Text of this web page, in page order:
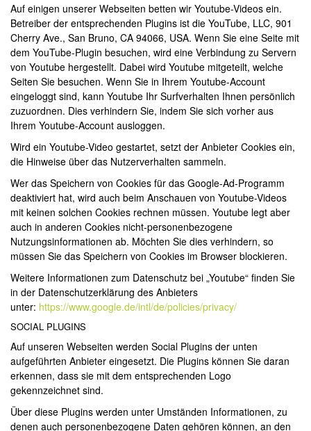
Auf einigen unserer Webseiten betten wir Youtube-Videos ein.
Betreiber der entsprechenden Plugins ist die YouTube, LLC, 901
Cherry Ave., San Bruno, CA 94066, USA. Wenn Sie eine Seite mit
dem YouTube-Plugin besuchen, wird eine Verbindung zu Servern
von Youtube hergestellt. Dabei wird Youtube mitgeteilt, welche
Seiten Sie besuchen. Wenn Sie in Ihrem Youtube-Account
eingeloggt sind, kann Youtube Ihr Surfverhalten Ihnen persönlich
zuzuordnen. Dies verhindern Sie, indem Sie sich vorher aus
Ihrem Youtube-Account ausloggen.
Wird ein Youtube-Video gestartet, setzt der Anbieter Cookies ein,
die Hinweise über das Nutzerverhalten sammeln.
Wer das Speichern von Cookies für das Google-Ad-Programm
deaktiviert hat, wird auch beim Anschauen von Youtube-Videos
mit keinen solchen Cookies rechnen müssen. Youtube legt aber
auch in anderen Cookies nicht-personenbezogene
Nutzungsinformationen ab. Möchten Sie dies verhindern, so
müssen Sie das Speichern von Cookies im Browser blockieren.
Weitere Informationen zum Datenschutz bei „Youtube“ finden Sie
in der Datenschutzerklärung des Anbieters
unter: https://www.google.de/intl/de/policies/privacy/
SOCIAL PLUGINS
Auf unseren Webseiten werden Social Plugins der unten
aufgeführten Anbieter eingesetzt. Die Plugins können Sie daran
erkennen, dass sie mit dem entsprechenden Logo
gekennzeichnet sind.
Über diese Plugins werden unter Umständen Informationen, zu
denen auch personenbezogene Daten gehören können, an den